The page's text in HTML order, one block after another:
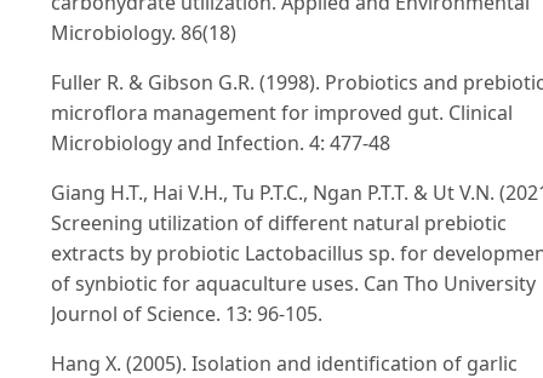
Microbiology. 86(18)
Fuller R. & Gibson G.R. (1998). Probiotics and
microflora management for improved gut. Clinical
Microbiology and Infection. 4: 477-48
Giang H.T., Hai V.H., Tu P.T.C., Ngan P.T.T. & Ut V.N.
Screening utilization of different natural prebiotic
extracts by probiotic Lactobacillus sp. for
of synbiotic for aquaculture uses. Can Tho University
Journol of Science. 13: 96-105.
Hang X. (2005). Isolation and identification of garlic